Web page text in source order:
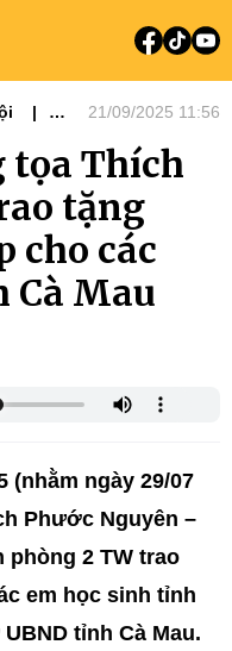
21/09/2025 11:56
tọa Thích
tặng
cho các
Cà Mau
(nhằm ngày 29/07
Phước Nguyên –
phòng 2 TW trao
em học sinh tỉnh
tỉnh Cà Mau.